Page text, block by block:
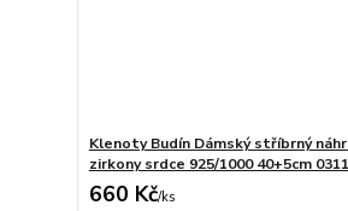
Klenoty Budín Dámský stříbrný
zirkony srdce 925/1000 40+5cm
660 Kč/ks